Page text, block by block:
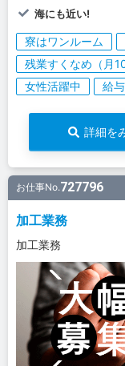
海にも近い!
寮はワンルーム
残業すくなめ（月
女性活躍中
給
詳細を
お仕事No.727796
加工業務
加工業務